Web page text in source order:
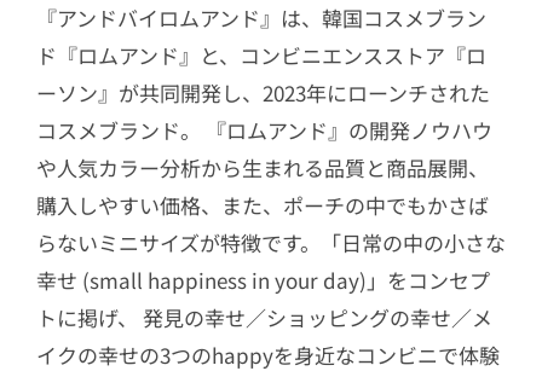
ヘアアクセサリー
4 「ブルべSET」の中身詳細
4.1 化粧下地「グラッシーミルキート
ーンアップ/PK01ミルキーピーチ」
4.2アイシャドウパレット「メロウア
イパレット/PK01ローズフォグ」
4.3リップ「イナピスクエアグラッシ
ーボムティント/INAP01チェリーピ
ー」
『アンドバイロムアンド』は、韓国コスメブラン
ド『ロムアンド』と、コンビニエンスストア『ロ
ーソン』が共同開発し、2023年にローンチされた
コスメブランド。 『ロムアンド』の開発ノウハウ
や人気カラー分析から生まれる品質と商品展開、
購入しやすい価格、また、ポーチの中でもかさば
らないミニサイズが特徴です。「日常の中の小さな
幸せ (small happiness in your day)」をコンセプ
トに掲げ、 発見の幸せ／ショッピングの幸せ／メ
イクの幸せの3つのhappyを身近なコンビニで体験